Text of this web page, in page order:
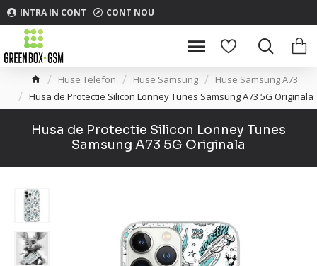
INTRA IN CONT CONT NOU
Huse Telefon Huse Samsung
Huse Samsung A73
Husa de Protectie Silicon Lonney Tunes Samsung A73 5G Originala
Husa de Protectie Silicon Lonney Tunes
Samsung A73 5G Originala